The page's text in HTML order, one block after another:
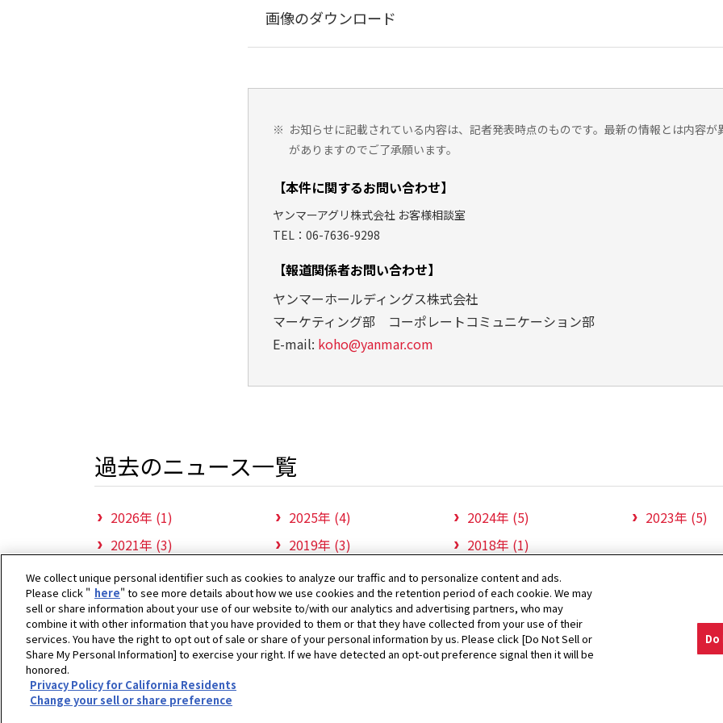
画像のダウンロード
※ お知らせに記載されている内容は、記者発表時点のものです。最新の情報とは内容が
がありますのでご了承願います。
【本件に関するお問い合わせ】
ヤンマーアグリ株式会社 お客様相談室
TEL：06-7636-9298
【報道関係者お問い合わせ】
ヤンマーホールディングス株式会社
マーケティング部 コーポレートコミュニケーション部
E-mail: koho@yanmar.com
過去のニュース一覧
2026年 (1) 2025年 (4) 2024年 (5) 2023年 (5)
2021年 (3)
2019年 (3) 2018年 (1)
ホーム ヤンマーアグリジャパン株式会社 ニュース 2021年 自宅から農業機械購入の相談ができる「オンライン
We collect unique personal identifier such as cookies to analyze our traffic and to personalize content and ads.
Please click " here" to see more details about how we use cookies and the retention period of each cookie. We may
sell or share information about your use of our website to/with our analytics and advertising partners, who may
combine it with other information that you have provided to them or that they have collected from your use of their
services. You have the right to opt out of sale or share of your personal information by us. Please click [Do Not Sell or
Share My Personal Information] to exercise your right. If we have detected an opt-out preference signal then it will be
honored.
Privacy Policy for California Residents
Change your sell or share preference